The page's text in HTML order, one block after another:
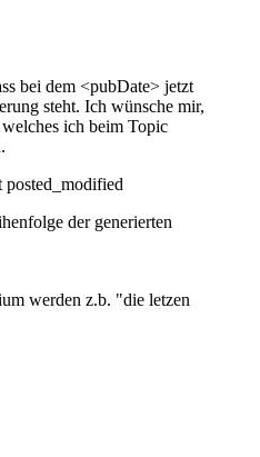
bei dem <pubDate> jetzt
steht. Ich wünsche mir,
ich beim Topic
posted_modified
der generierten
werden z.b. "die letzen